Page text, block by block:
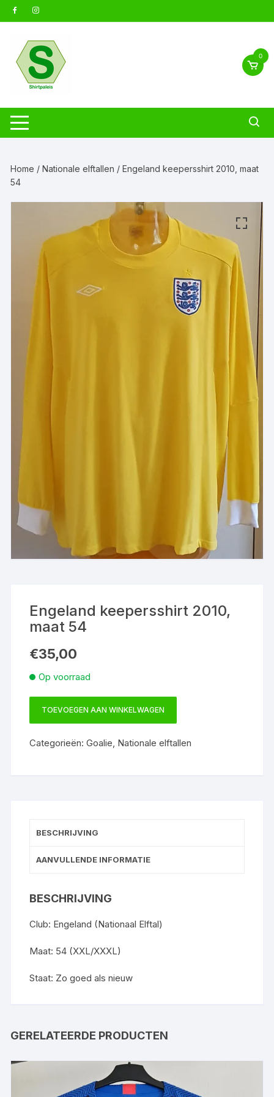
naar
0
Home /Nationale elftallen / Engeland keepersshirt 2010, maat
54
Engeland keepersshirt 2010,
maat 54
€35,00
Op voorraad
Engeland
2010,
TOEVOEGEN AAN WINKELWAGEN
Categorieën:Goalie, Nationale elftallen
BESCHRIJVING
AANVULLENDE INFORMATIE
BESCHRIJVING
Club: Engeland (Nationaal Elftal)
Maat: 54 (XXL/XXXL)
Staat: Zo goed als nieuw
GERELATEERDE PRODUCTEN